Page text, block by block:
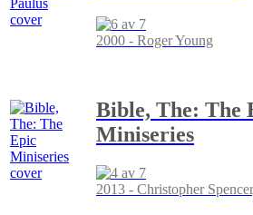
2000 - Roger Young
Bible, The: The
Miniseries
2013 - Christopher